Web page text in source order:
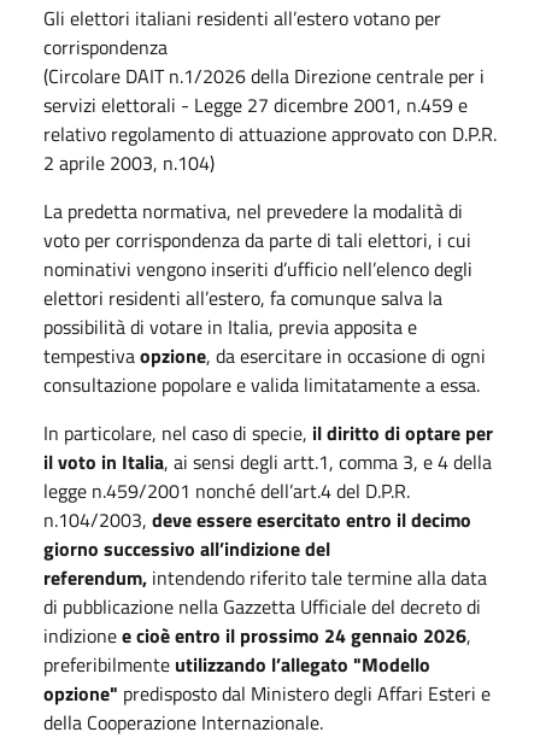
Gli elettori italiani residenti all’estero votano per
corrispondenza
(Circolare DAIT n.1/2026 della Direzione centrale per i
servizi elettorali - Legge 27 dicembre 2001, n.459 e
relativo regolamento di attuazione approvato con D.P.R.
2 aprile 2003, n.104)
La predetta normativa, nel prevedere la modalità di
voto per corrispondenza da parte di tali elettori, i cui
nominativi vengono inseriti d’ufficio nell’elenco degli
elettori residenti all’estero, fa comunque salva la
possibilità di votare in Italia, previa apposita e
tempestivaopzione, da esercitare in occasione di ogni
consultazione popolare e valida limitatamente a essa.
In particolare, nel caso di specie, il diritto di optare per
il voto in Italia, ai sensi degli artt.1, comma 3, e 4 della
legge n.459/2001 nonché dell’art.4 del D.P.R.
n.104/2003, deve essere esercitato entro il decimo
giorno successivo all’indizione del
referendum, intendendo riferito tale termine alla data
di pubblicazione nella Gazzetta Ufficiale del decreto di
indizionee cioè entro il prossimo 24 gennaio 2026,
preferibilmente utilizzando l’allegato "Modello
opzione" predisposto dal Ministero degli Affari Esteri e
della Cooperazione Internazionale.